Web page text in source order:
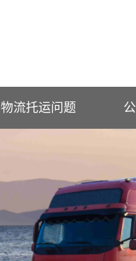
物流托运问题